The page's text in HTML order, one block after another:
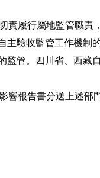
履行屬地監管職責
驗收監管工作機制
管。四川省、西藏
報告書分送上述部